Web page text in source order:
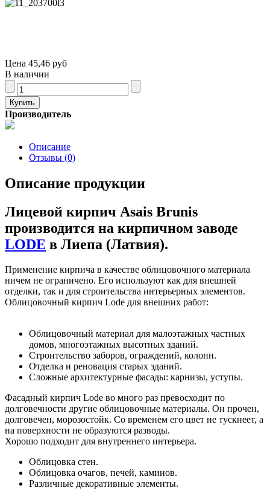
Цена 45,46 руб
В наличии
Производитель
Описание
Отзывы (0)
Описание продукции
Лицевой кирпич Asais Brunis
производится на кирпичном заводе
LODE в Лиепа (Латвия).
Применение кирпича в качестве облицовочного материала
ничем не ограничено. Его используют как для внешней
отделки, так и для строительства интерьерных элементов.
Облицовочный кирпич Lode для внешних работ:
Облицовочный материал для малоэтажных частных
домов, многоэтажных высотных зданий.
Строительство заборов, ограждений, колонн.
Отделка и реновация старых зданий.
Сложные архитектурные фасады: карнизы, уступы.
Фасадный кирпич Lode во много раз превосходит по
долговечности другие облицовочные материалы. Он прочен,
долговечен, морозостойк. Со временем его цвет не тускнеет, а
на поверхности не образуются разводы.
Хорошо подходит для внутреннего интерьера.
Облицовка стен.
Облицовка очагов, печей, каминов.
Различные декоративные элементы.